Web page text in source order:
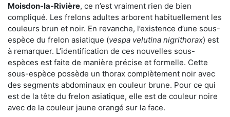
Moisdon-la-Rivière, ce n’est vraiment rien de bien
compliqué. Les frelons adultes arborent habituellement les
couleurs brun et noir. En revanche, l’existence d’une sous-
espèce du frelon asiatique (vespa velutina nigrithorax) est
à remarquer. L’identification de ces nouvelles sous-
espèces est faite de manière précise et formelle. Cette
sous-espèce possède un thorax complètement noir avec
des segments abdominaux en couleur brune. Pour ce qui
est de la tête du frelon asiatique, elle est de couleur noire
avec de la couleur jaune orangé sur la face.